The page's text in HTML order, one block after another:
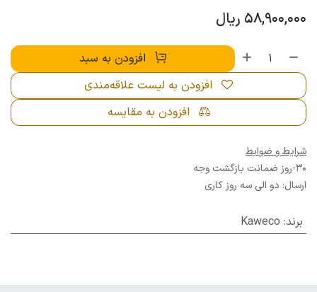
58,900,000 ریال
افزودن به سبد
افزودن به مقایسه
افزودن به لیست علاقه‌مندی
شرایط و ضوابط
30-روز ضمانت بازگشت وجه
ارسال: دو الی سه روز کاری
برند:
Kaweco